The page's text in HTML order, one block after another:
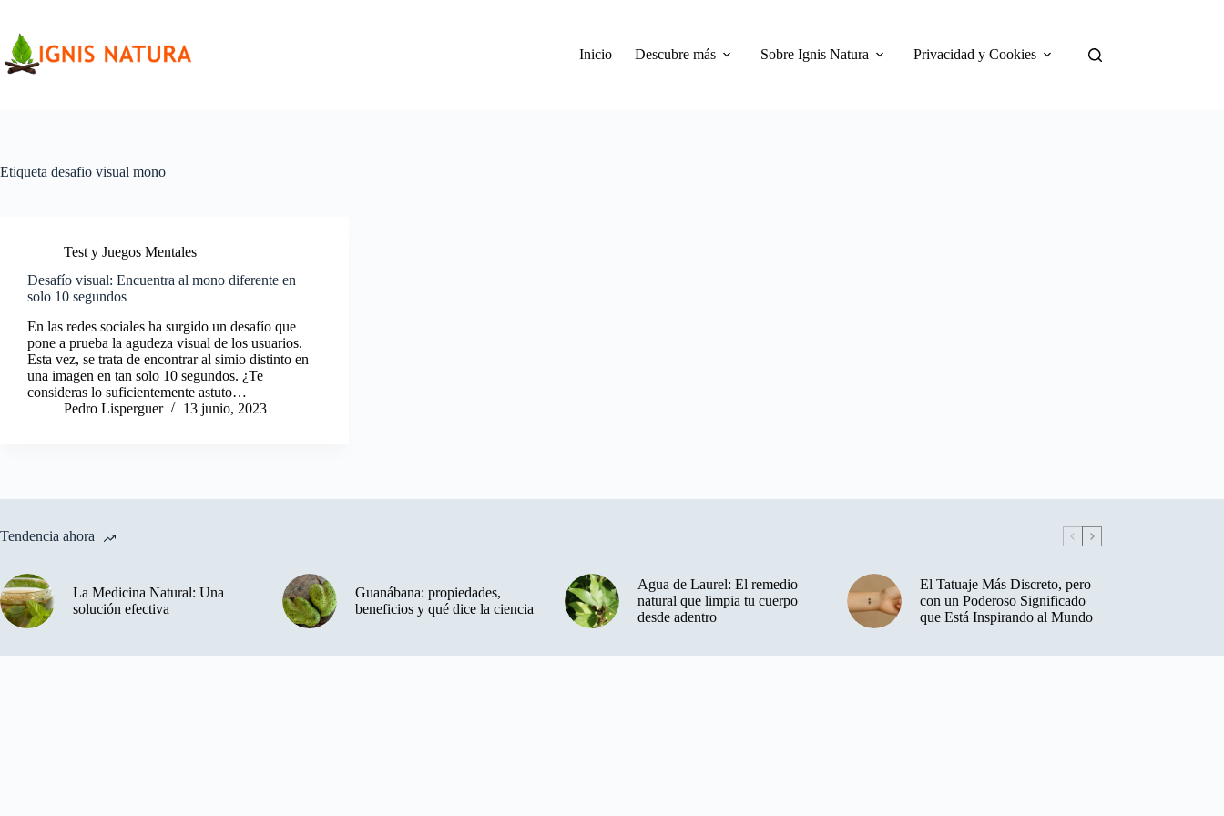
contenido
Inicio
Descubre más Sobre Ignis Natura Privacidad y Cookies
Etiqueta desafio visual mono
Test y Juegos Mentales
Desafío visual: Encuentra al mono diferente en
solo 10 segundos
En las redes sociales ha surgido un desafío que
pone a prueba la agudeza visual de los usuarios.
Esta vez, se trata de encontrar al simio distinto en
una imagen en tan solo 10 segundos. ¿Te
consideras lo suficientemente astuto…
Pedro Lisperguer
13 junio, 2023
Tendencia ahora
La Medicina Natural: Una
solución efectiva
Guanábana: propiedades,
beneficios y qué dice la ciencia
Agua de Laurel: El remedio
natural que limpia tu cuerpo
desde adentro
El Tatuaje Más Discreto, pero
con un Poderoso Significado
que Está Inspirando al Mundo